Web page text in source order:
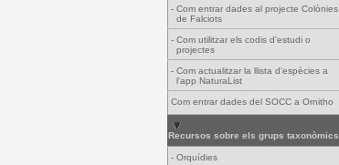
- Com entrar dades al projecte Colònies
de Falciots
- Com utilitzar els codis d'estudi o
projectes
- Com actualitzar la llista d'espècies a
l'app NaturaList
Com entrar dades del SOCC a Ornitho
Recursos sobre els grups taxonòmics
- Orquídies